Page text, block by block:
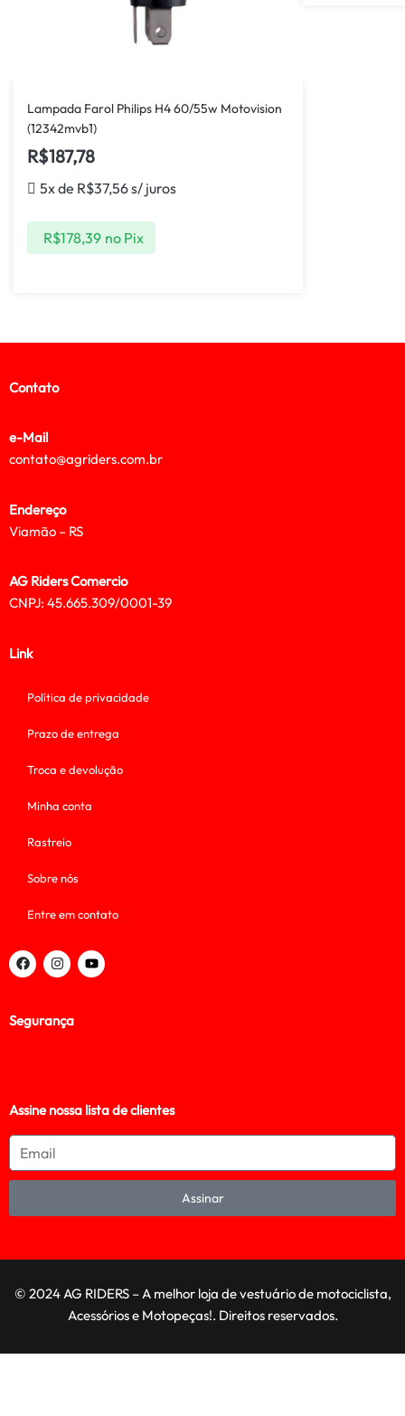
Lampada Farol Philips H4 60/55w Motovision
(12342mvb1)
R$187,78
5x de R$37,56s/ juros
R$178,39 no Pix
Contato
e-Mail
contato@agriders.com.br
Endereço
Viamão – RS
AG Riders Comercio
CNPJ: 45.665.309/0001-39
Link
Política de privacidade
Prazo de entrega
Troca e devolução
Minha conta
Rastreio
Sobre nós
Entre em contato
Segurança
Assine nossa lista de clientes
Assinar
© 2024 AG RIDERS – A melhor loja de vestuário de motociclista,
Acessórios e Motopeças!. Direitos reservados.